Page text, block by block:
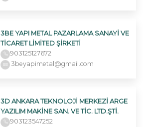
3BE YAPI METAL PAZARLAMA SANAYİ VE
TİCARET LİMİTED ŞİRKETİ
903125127672
3beyapimetal@gmail.com
3D ANKARA TEKNOLOJİ MERKEZİ ARGE
YAZILIM MAKİNE SAN. VE TİC. LTD.ŞTİ.
903123547252